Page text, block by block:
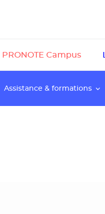
PRONOTE Campus
Assistance & formations